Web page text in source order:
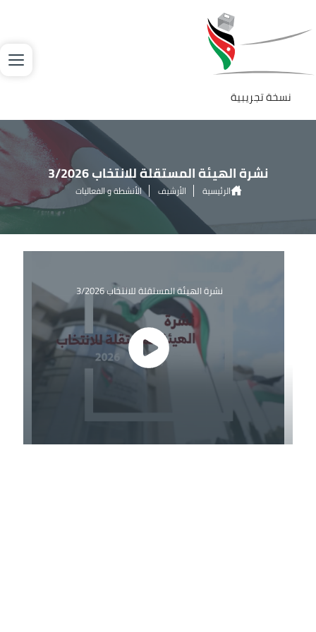
تجاوز إلى المحتوى الرئيسي
نسخة تجريبية
نشرة الهيئة المستقلة للانتخاب 3/2026
الرئيسية الأرشيف
الأنشطة و الفعاليات
نشرة الهيئة المستقلة للانتخاب 3/2026
نشرة الهيئة المستقلة للانتخاب 3/2026